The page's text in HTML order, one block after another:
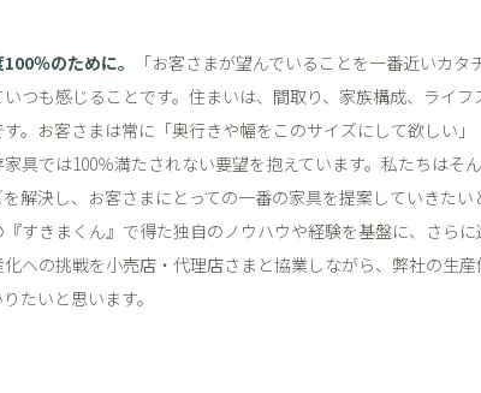
％のために。
「お客さまが望んでいることを一番近いカ
つも感じることです。住まいは、間取り、家族構成、ライフ
。お客さまは常に「奥行きや幅をこのサイズにして欲しい
家具では100％満たされない要望を抱えています。私たちはそ
解決し、お客さまにとっての一番の家具を提案していきたい
すきまくん』で得た独自のノウハウや経験を基盤に、さら
への挑戦を小売店・代理店さまと協業しながら、弊社の生
たいと思います。